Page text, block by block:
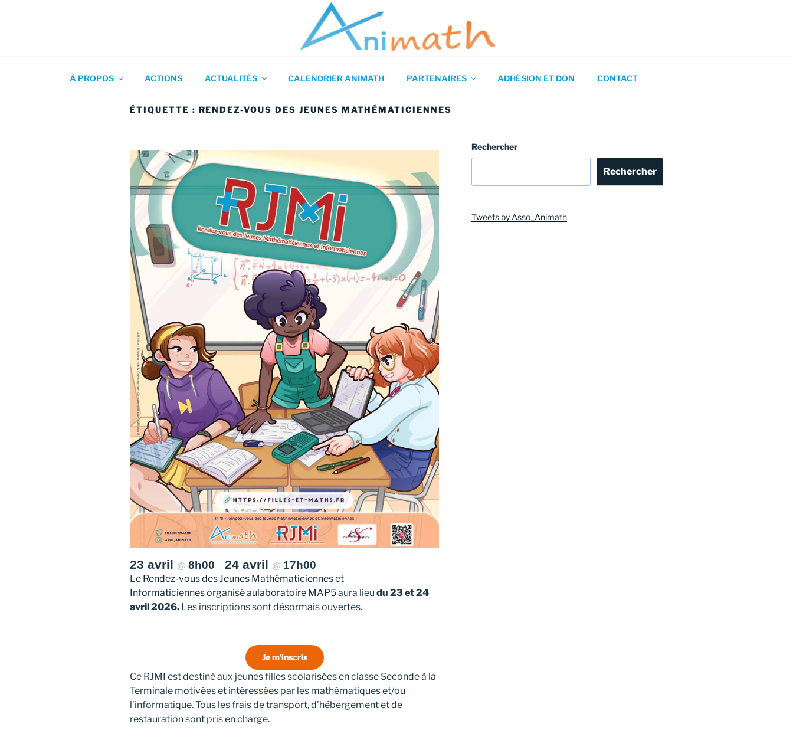
Association pour l'Animation en Mathématiques
À PROPOS ACTIONS ACTUALITÉS CALENDRIER ANIMATH PARTENAIRES ADHÉSION ET DON CONTACT
ÉTIQUETTE : RENDEZ-VOUS DES JEUNES MATHÉMATICIENNES
23 avril @ 8h00 – 24 avril @ 17h00
Le Rendez-vous des Jeunes Mathématiciennes et
Informaticiennesorganisé aulaboratoire MAP5aura lieu du 23 et 24
avril 2026. Les inscriptions sont désormais ouvertes.
Je m’inscris
Ce RJMI est destiné aux jeunes filles scolarisées en classe Seconde à la
Terminale motivées et intéressées par les mathématiques et/ou
l’informatique. Tous les frais de transport, d’hébergement et de
restauration sont pris en charge.
Rechercher
Rechercher
Tweets by Asso_Animath